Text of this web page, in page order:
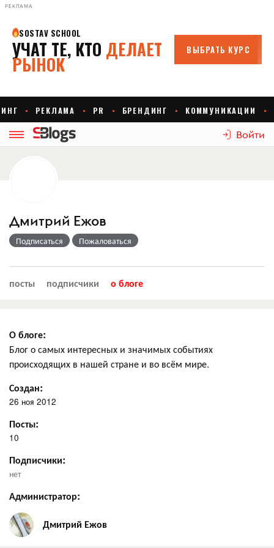
РЕКЛАМА
Войти
Дмитрий Ежов
Подписаться Пожаловаться
посты подписчики о блоге
О блоге:
Блог о самых интересных и значимых событиях
происходящих в нашей стране и во всём мире.
Создан:
26 ноя 2012
Посты:
10
Подписчики:
нет
Администратор:
Дмитрий Ежов